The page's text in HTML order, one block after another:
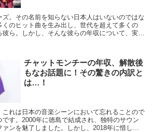
。その名前を知らない日本人はいないのではな
くのヒット曲を生み出し、世代を超えて多くの
彼ら。しかし、そんな彼らの年収について、実は
チャットモンチーの年収、解散後
もなお話題に！その驚きの内訳と
は…！
これは日本の音楽シーンにおいて忘れることので
です。2000年に徳島で結成され、独特のサウン
ァンを魅了しました。しかし、2018年に惜しま